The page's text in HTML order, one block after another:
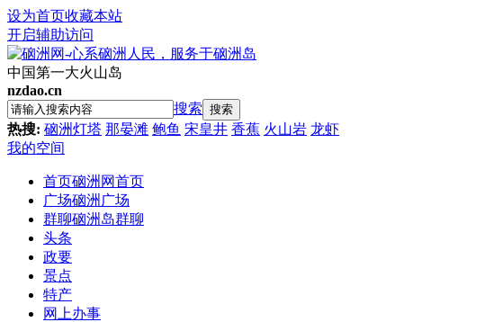
设为首页收藏本站
开启辅助访问
中国第一大火山岛
nzdao.cn
搜索 搜索
热搜: 硇洲灯塔 那晏滩 鲍鱼 宋皇井 香蕉 火山岩 龙虾
我的空间
首页硇洲网首页
广场硇洲广场
群聊硇洲岛群聊
头条
政要
景点
特产
网上办事